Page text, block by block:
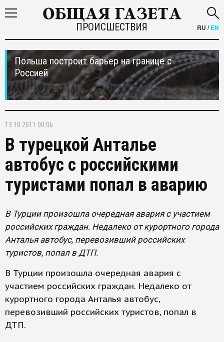
ПРОИСШЕСТВИЯ RU /EN
Польша построит барьер на границе с
Россией
13.10.2011 00:06
В турецкой Анталье
автобус с российскими
туристами попал в аварию
В Турции произошла очередная авария с участием
российских граждан. Недалеко от курортного города
Анталья автобус, перевозивший российских
туристов, попал в ДТП.
В Турции произошла очередная авария с
участием российских граждан. Недалеко от
курортного города Анталья автобус,
перевозивший российских туристов, попал в
ДТП.